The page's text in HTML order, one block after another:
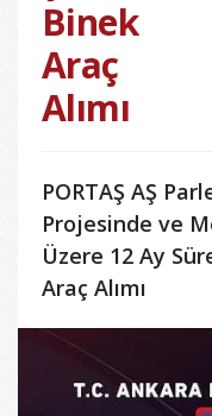
Binek
Araç
Alımı
PORTAŞ AŞ
Projesinde ve
Üzere 12 Ay
Araç Alımı